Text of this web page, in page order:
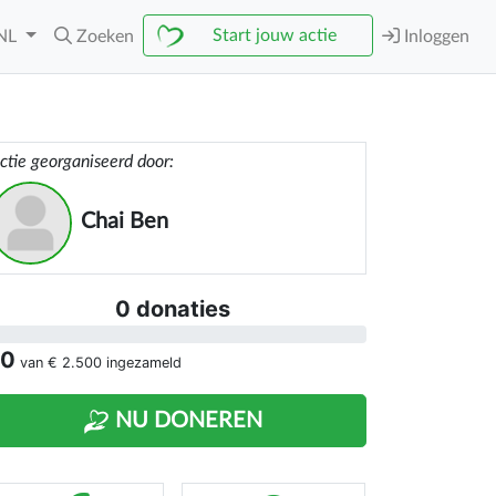
Zoeken Start jouw actie Inloggen
georganiseerd door:
Chai Ben
0 donaties
van € 2.500 ingezameld
NU DONEREN